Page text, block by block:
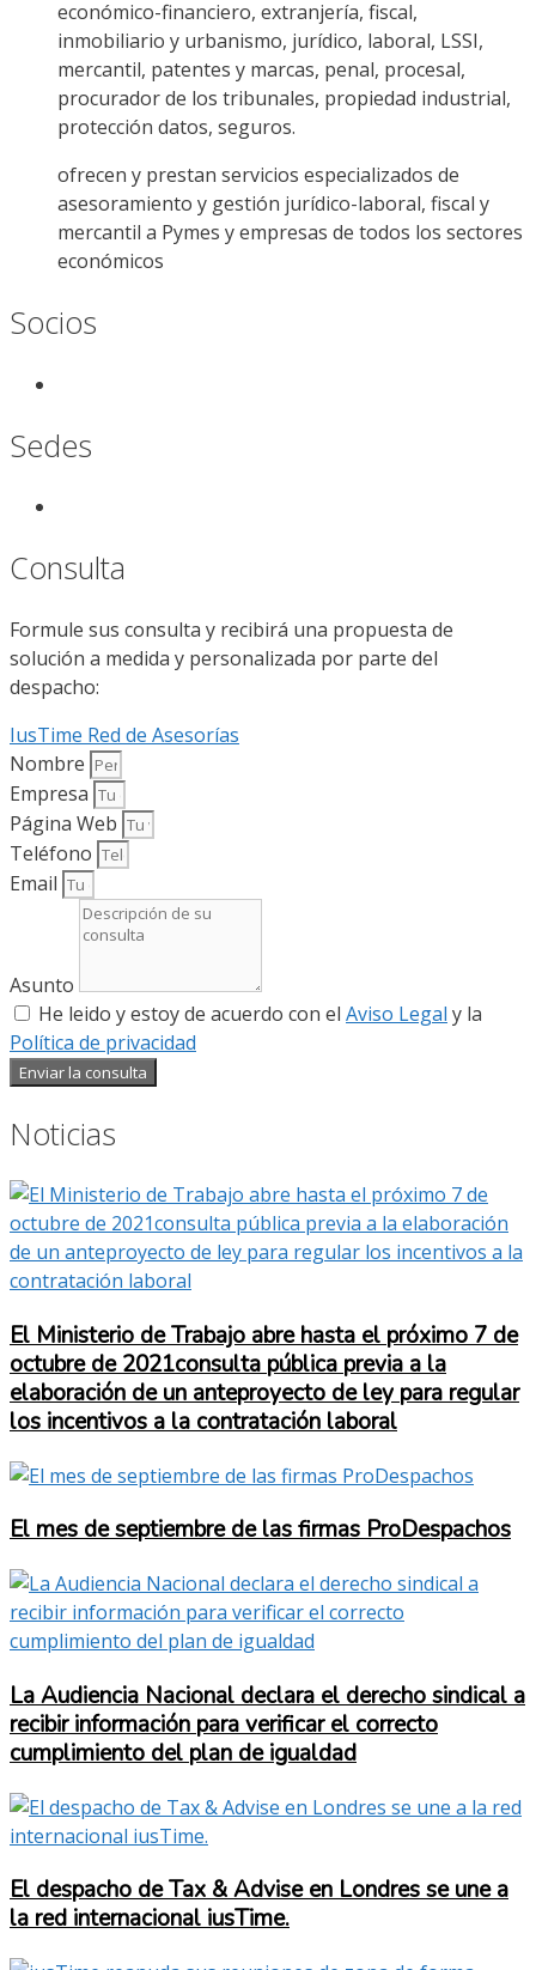
económico-financiero, extranjería, fiscal,
inmobiliario y urbanismo, jurídico, laboral, LSSI,
mercantil, patentes y marcas, penal, procesal,
procurador de los tribunales, propiedad industrial,
protección datos, seguros.
ofrecen y prestan servicios especializados de
asesoramiento y gestión jurídico-laboral, fiscal y
mercantil a Pymes y empresas de todos los sectores
económicos
Socios
Sedes
Consulta
Formule sus consulta y recibirá una propuesta de
solución a medida y personalizada por parte del
despacho:
IusTime Red de Asesorías
Nombre
Empresa
Página Web
Teléfono
Email
Asunto
He leido y estoy de acuerdo con el Aviso Legal y la
Política de privacidad
Enviar la consulta
Noticias
El Ministerio de Trabajo abre hasta el próximo 7 de
octubre de 2021consulta pública previa a la
elaboración de un anteproyecto de ley para regular
los incentivos a la contratación laboral
El mes de septiembre de las firmas ProDespachos
La Audiencia Nacional declara el derecho sindical a
recibir información para verificar el correcto
cumplimiento del plan de igualdad
El despacho de Tax & Advise en Londres se une a
la red internacional iusTime.